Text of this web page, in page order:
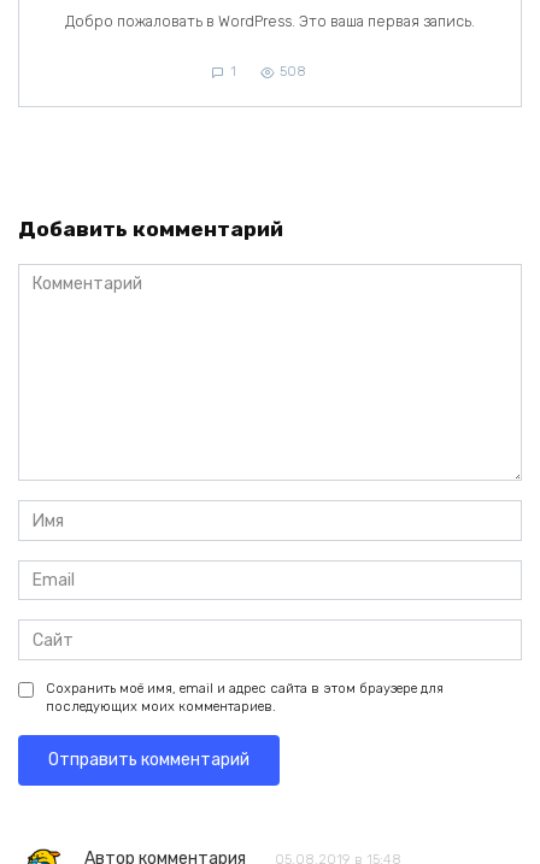
Добро пожаловать в WordPress. Это ваша первая запись.
1 508
Добавить комментарий
Комментарий
Имя
*
Email
*
Сайт
Сохранить моё имя, email и адрес сайта в этом браузере для
последующих моих комментариев.
Автор комментария 05.08.2019 в 15:48